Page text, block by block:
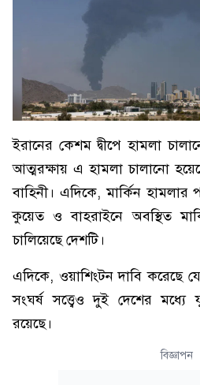
ইরানের কেশম দ্বীপে হামলা
আত্মরক্ষায় এ হামলা চালানো
বাহিনী। এদিকে, মার্কিন হামলার
কুয়েত ও বাহরাইনে অবস্থিত
চালিয়েছে দেশটি।
এদিকে, ওয়াশিংটন দাবি করেছে
সংঘর্ষ সত্ত্বেও দুই দেশের মধ্যে
রয়েছে।
বিজ্ঞাপন